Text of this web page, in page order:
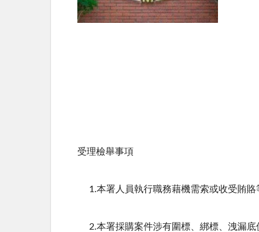
受理檢舉事項
1.本署人員執行職務藉機需索或收受賄賂
2.本署採購案件涉有圍標、綁標、洩漏底